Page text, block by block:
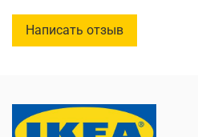
Написать отзыв